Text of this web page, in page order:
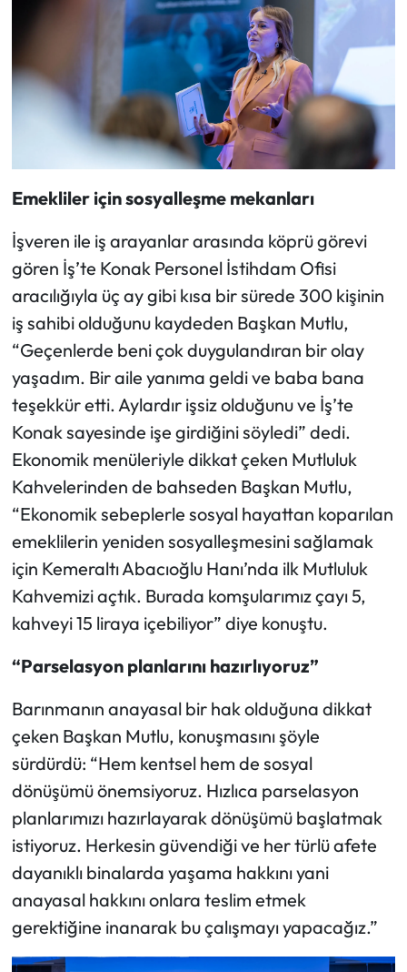
Emekliler için sosyalleşme mekanları
İşveren ile iş arayanlar arasında köprü görevi
gören İş’te Konak Personel İstihdam Ofisi
aracılığıyla üç ay gibi kısa bir sürede 300 kişinin
iş sahibi olduğunu kaydeden Başkan Mutlu,
“Geçenlerde beni çok duygulandıran bir olay
yaşadım. Bir aile yanıma geldi ve baba bana
teşekkür etti. Aylardır işsiz olduğunu ve İş’te
Konak sayesinde işe girdiğini söyledi” dedi.
Ekonomik menüleriyle dikkat çeken Mutluluk
Kahvelerinden de bahseden Başkan Mutlu,
“Ekonomik sebeplerle sosyal hayattan koparılan
emeklilerin yeniden sosyalleşmesini sağlamak
için Kemeraltı Abacıoğlu Hanı’nda ilk Mutluluk
Kahvemizi açtık. Burada komşularımız çayı 5,
kahveyi 15 liraya içebiliyor” diye konuştu.
“Parselasyon planlarını hazırlıyoruz”
Barınmanın anayasal bir hak olduğuna dikkat
çeken Başkan Mutlu, konuşmasını şöyle
sürdürdü: “Hem kentsel hem de sosyal
dönüşümü önemsiyoruz. Hızlıca parselasyon
planlarımızı hazırlayarak dönüşümü başlatmak
istiyoruz. Herkesin güvendiği ve her türlü afete
dayanıklı binalarda yaşama hakkını yani
anayasal hakkını onlara teslim etmek
gerektiğine inanarak bu çalışmayı yapacağız.”